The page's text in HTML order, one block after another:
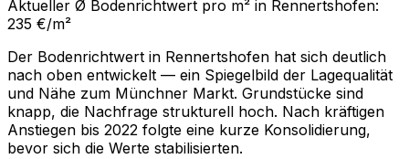
Aktueller Ø Bodenrichtwert pro m² in Rennertshofen:
235 €/m²
Der Bodenrichtwert in Rennertshofen hat sich deutlich
nach oben entwickelt — ein Spiegelbild der Lagequalität
und Nähe zum Münchner Markt. Grundstücke sind
knapp, die Nachfrage strukturell hoch. Nach kräftigen
Anstiegen bis 2022 folgte eine kurze Konsolidierung,
bevor sich die Werte stabilisierten.